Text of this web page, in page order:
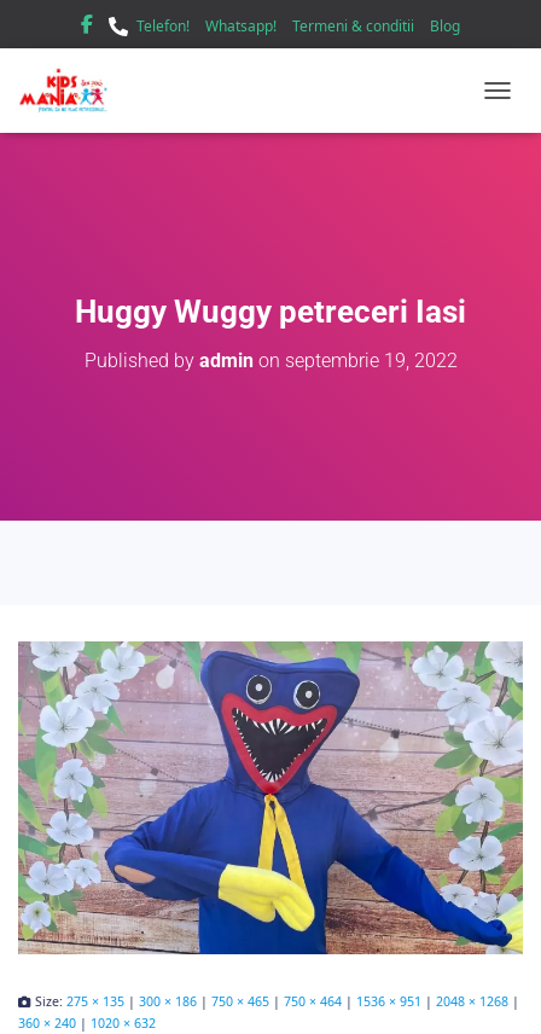
Telefon! Whatsapp! Termeni & conditii Blog
Huggy Wuggy petreceri Iasi
Published by adminon septembrie 19, 2022
Size: 275 × 135 | 300 × 186 | 750 × 465 | 750 × 464 | 1536 × 951 | 2048 × 1268 |
360 × 240 | 1020 × 632